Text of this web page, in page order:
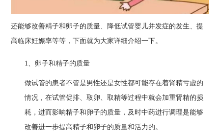
还能够改善精子和卵子的质量、降低试管婴儿并发症的发生、提
高临床妊娠率等等，下面就为大家详细介绍一下。
1、卵子和精子的质量
做试管的患者不管是男性还是女性都可能存在着肾精亏虚的
情况，在试管促排、取卵、取精等过程中就会加重肾精的损
耗，进而影响精子和卵子的质量，及时中药进行调理是能够
改善进一步提高精子和卵子的质量和活力的。